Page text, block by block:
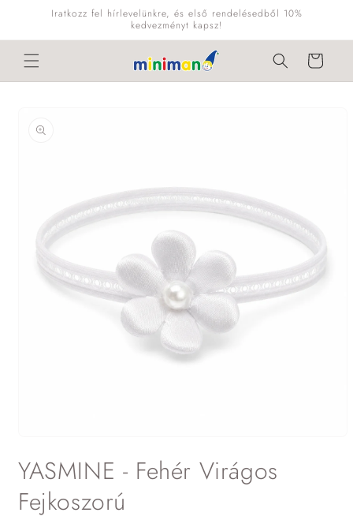
Ugrás aIratkozz fel hírlevelünkre, és első rendelésedből 10%
kedvezményt kapsz!
Kosár
ugrás a
termékadatokra
megnyitása
modális
párbeszédpanelen
YASMINE - Fehér Virágos
Fejkoszorú